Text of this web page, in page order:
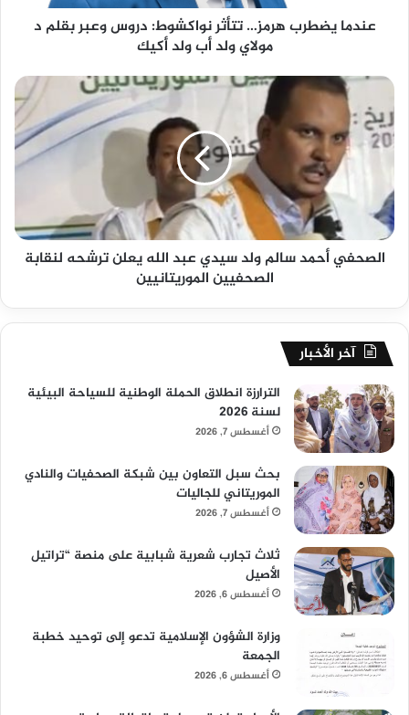
عندما يضطرب هرمز… تتأثر نواكشوط: دروس وعبر بقلم د
مولاي ولد أب ولد أكيك
الصحفي أحمد سالم ولد سيدي عبد الله يعلن ترشحه لنقابة
الصحفيين الموريتانيين
آخر الأخبار
الترارزة انطلاق الحملة الوطنية للسياحة البيئية
لسنة 2026
أغسطس 7, 2026
بحث سبل التعاون بين شبكة الصحفيات والنادي
الموريتاني للجاليات
أغسطس 7, 2026
ثلاث تجارب شعرية شبابية على منصة “تراتيل
الأصيل
أغسطس 6, 2026
وزارة الشؤون الإسلامية تدعو إلى توحيد خطبة
الجمعة
أغسطس 6, 2026